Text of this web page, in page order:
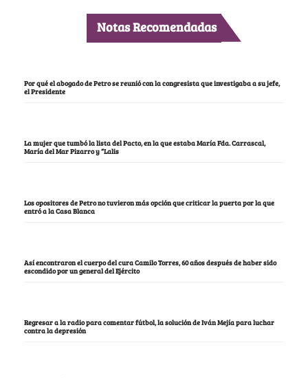
Notas Recomendadas
Por qué el abogado de Petro se reunió con la congresista que investigaba a su jefe,
el Presidente
La mujer que tumbó la lista del Pacto, en la que estaba María Fda. Carrascal,
María del Mar Pizarro y “Lalis
Los opositores de Petro no tuvieron más opción que criticar la puerta por la que
entró a la Casa Blanca
Así encontraron el cuerpo del cura Camilo Torres, 60 años después de haber sido
escondido por un general del Ejército
Regresar a la radio para comentar fútbol, la solución de Iván Mejía para luchar
contra la depresión